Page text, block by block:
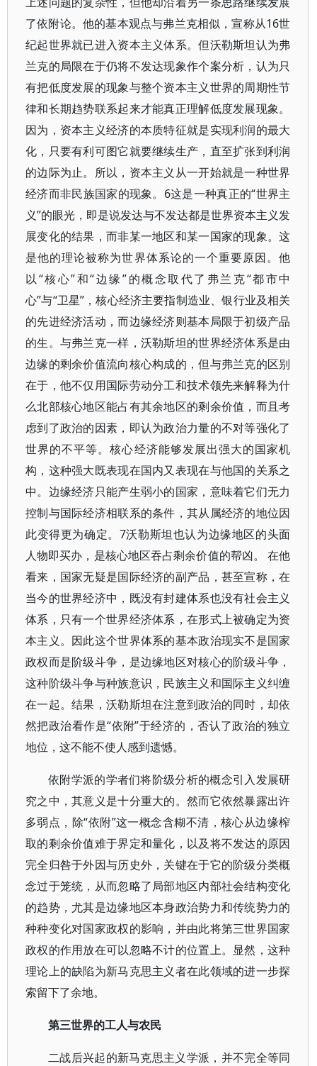
了依附论。他的基本观点与弗兰克相似，宣称从16世
纪起世界就已进入资本主义体系。但沃勒斯坦认为弗
兰克的局限在于仍将不发达现象作个案分析，认为只
有把低度发展的现象与整个资本主义世界的周期性节
律和长期趋势联系起来才能真正理解低度发展现象。
因为，资本主义经济的本质特征就是实现利润的最大
化，只要有利可图它就要继续生产，直至扩张到利润
的边际为止。所以，资本主义从一开始就是一种世界
经济而非民族国家的现象。6这是一种真正的“世界主
义”的眼光，即是说发达与不发达都是世界资本主义发
展变化的结果，而非某一地区和某一国家的现象。这
是他的理论被称为世界体系论的一个重要原因。他
以“核心”和“边缘”的概念取代了弗兰克“都市中
心”与“卫星”，核心经济主要指制造业、银行业及相关
的先进经济活动，而边缘经济则基本局限于初级产品
的生。与弗兰克一样，沃勒斯坦的世界经济体系是由
边缘的剩余价值流向核心构成的，但与弗兰克的区别
在于，他不仅用国际劳动分工和技术领先来解释为什
么北部核心地区能占有其余地区的剩余价值，而且考
虑到了政治的因素，即认为政治力量的不对等强化了
世界的不平等。核心经济能够发展出强大的国家机
构，这种强大既表现在国内又表现在与他国的关系之
中。边缘经济只能产生弱小的国家，意味着它们无力
控制与国际经济相联系的条件，其从属经济的地位因
此变得更为确定。7沃勒斯坦也认为边缘地区的头面
人物即买办，是核心地区吞占剩余价值的帮凶。 在他
看来，国家无疑是国际经济的副产品，甚至宣称，在
当今的世界经济中，既没有封建体系也没有社会主义
体系，只有一个世界经济体系，在形式上被确定为资
本主义。因此这个世界体系的基本政治现实不是国家
政权而是阶级斗争，是边缘地区对核心的阶级斗争，
这种阶级斗争与种族意识，民族主义和国际主义纠缠
在一起。结果，沃勒斯坦在注意到政治的同时，却依
然把政治看作是“依附”于经济的，否认了政治的独立
地位，这不能不使人感到遗憾。
依附学派的学者们将阶级分析的概念引入发展研
究之中，其意义是十分重大的。然而它依然暴露出许
多弱点，除“依附”这一概念含糊不清，核心从边缘榨
取的剩余价值难于界定和量化，以及将不发达的原因
完全归咎于外因与历史外，关键在于它的阶级分类概
念过于笼统，从而忽略了局部地区内部社会结构变化
的趋势，尤其是边缘地区本身政治势力和传统势力的
种种变化对国家政权的影响，并由此将第三世界国家
政权的作用放在可以忽略不计的位置上。显然，这种
理论上的缺陷为新马克思主义者在此领域的进一步探
索留下了余地。
第三世界的工人与农民
二战后兴起的新马克思主义学派，并不完全等同